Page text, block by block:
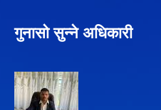
गुनासो सुन्ने अधिकारी